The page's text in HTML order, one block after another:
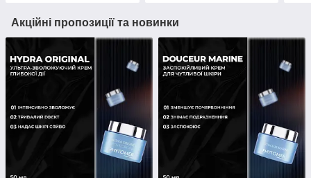
Акційні пропозиції та новинки